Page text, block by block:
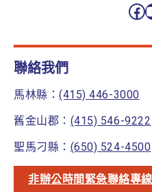
聯絡我們
馬林縣：(415) 446-3000
舊金山郡： (415) 546-9222
聖馬刁縣： (650) 524-4500
非辦公時間緊急聯絡專